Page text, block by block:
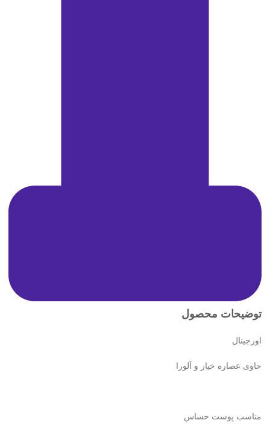
توضیحات محصول
اورجینال
حاوی عصاره خیار و آلورا
مناسب پوست حساس